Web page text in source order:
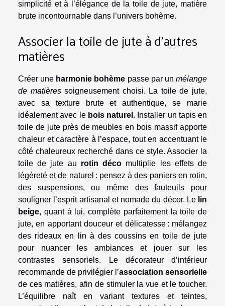
simplicité et à l’élégance de la toile de jute, matière
brute incontournable dans l’univers bohème.
Associer la toile de jute à d’autres
matières
Créer une harmonie bohème passe par unmélange
de matièressoigneusement choisi. La toile de jute,
avec sa texture brute et authentique, se marie
idéalement avec le bois naturel . Installer un tapis en
toile de jute près de meubles en bois massif apporte
chaleur et caractère à l’espace, tout en accentuant le
côté chaleureux recherché dans ce style. Associer la
toile de jute au rotin déco multiplie les effets de
légèreté et de naturel : pensez à des paniers en rotin,
des suspensions, ou même des fauteuils pour
souligner l’esprit artisanal et nomade du décor. Le lin
beige, quant à lui, complète parfaitement la toile de
jute, en apportant douceur et délicatesse : mélangez
des rideaux en lin à des coussins en toile de jute
pour nuancer les ambiances et jouer sur les
contrastes sensoriels. Le décorateur d’intérieur
recommande de privilégier l’association sensorielle
de ces matières, afin de stimuler la vue et le toucher.
L’équilibre naît en variant textures et teintes,